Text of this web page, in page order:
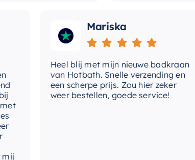
Mariska
Heel blij met mijn nieuwe badkraan
van Hotbath. Snelle verzending en
een scherpe prijs. Zou hier zeker
weer bestellen, goede service!